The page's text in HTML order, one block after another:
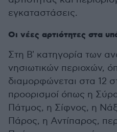
εγκαταστάσεις.
Οι νέες αρτιότητες στα
Στη Β' κατηγορία των
νησιωτικών περιοχών,
διαμορφώνεται στα 12
προορισμοί όπως η
Πάτμος, η Σίφνος, η
Πάρος, η Αντίπαρος,